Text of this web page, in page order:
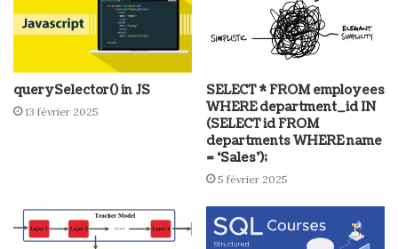
querySelector() in JS
13 février 2025
SELECT * FROM employees
WHERE department_id IN
(SELECT id FROM
departments WHERE name
= ‘Sales’);
5 février 2025